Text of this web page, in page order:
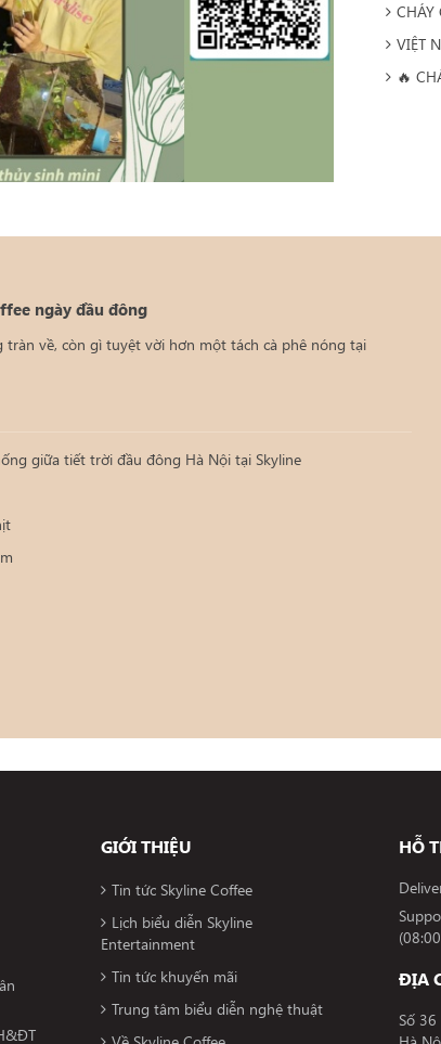
CHÁY
VIỆT
🔥
ngày đầu đông
tràn về, còn gì tuyệt vời hơn một tách cà phê nóng tại
giữa tiết trời đầu đông Hà Nội tại Skyline
GIỚI THIỆU
Tin tức Skyline Coffee
Lịch biểu diễn Skyline
Entertainment
Tin tức khuyến mãi
Trung tâm biểu diễn nghệ thuật
HỖ
ĐỊA
Số